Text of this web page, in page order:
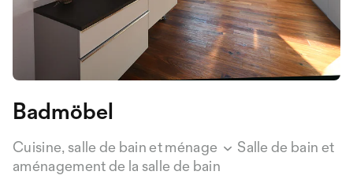
Badmöbel
Cuisine, salle de bain et ménage
Salle de bain et
aménagement de la salle de bain